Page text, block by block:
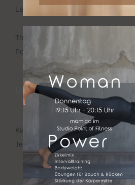
Lange Straße 35, Bückeburg
Therapiezentrum Neesen
Porta Bad Hausberge
ÜBER UNS
Kursplan
Team
INFORMATIONEN
Ja,
Damit
funktioniert!,